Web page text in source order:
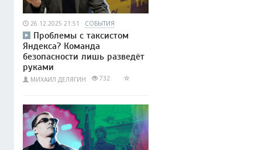
26.12.2025 21:51 СОБЫТИЯ
Проблемы с таксистом
Яндекса? Команда
безопасности лишь разведёт
руками
МИХАИЛ ДЕЛЯГИН 732